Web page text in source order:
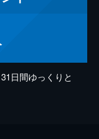
日間ゆっくりと